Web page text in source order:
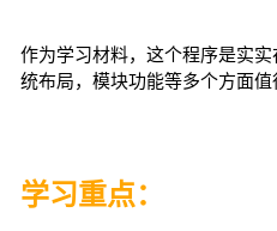
作为学习材料，这个程序是实
统布局，模块功能等多个方面值
学习重点：